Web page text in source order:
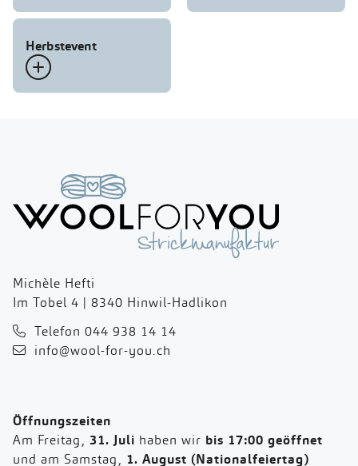
Herbstevent

Michèle Hefti
Im Tobel 4 | 8340 Hinwil-Hadlikon
Telefon 044 938 14 14
info@wool-for-you.ch
Öffnungszeiten
Am Freitag, 31. Juli haben wir bis 17:00 geöffnet
und am Samstag, 1. August (Nationalfeiertag)